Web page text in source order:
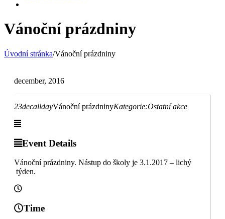
Vánoční prázdniny
Úvodní stránka/Vánoční prázdniny
december, 2016
23decalldayVánoční prázdninyKategorie:Ostatní akce
Event Details
Vánoční prázdniny. Nástup do školy je 3.1.2017 – lichý
týden.
Time